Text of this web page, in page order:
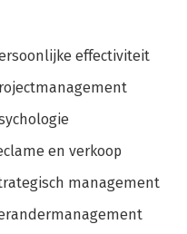
effectiviteit
en verkoop
management